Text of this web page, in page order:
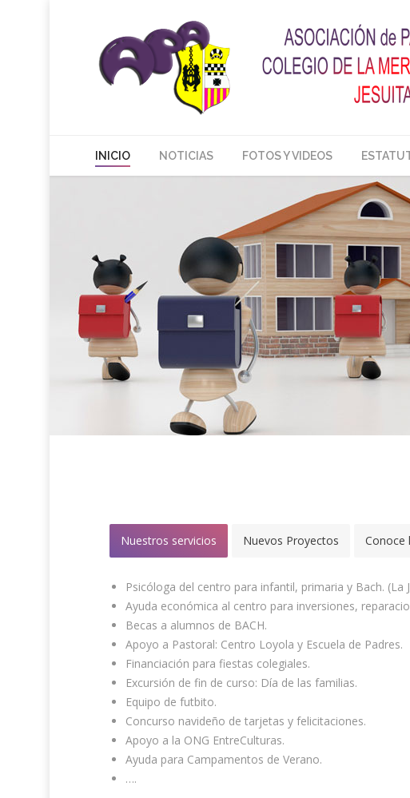
INICIO NOTICIAS FOTOS Y VIDEOS
Nuestros servicios Nuevos Proyectos Conoce
Psicóloga del centro para infantil, primaria y Bach. (La
Ayuda económica al centro para inversiones,
Becas a alumnos de BACH.
Apoyo a Pastoral: Centro Loyola y Escuela de Padres.
Financiación para fiestas colegiales.
Excursión de fin de curso: Día de las familias.
Equipo de futbito.
Concurso navideño de tarjetas y felicitaciones.
Apoyo a la ONG EntreCulturas.
Ayuda para Campamentos de Verano.
….